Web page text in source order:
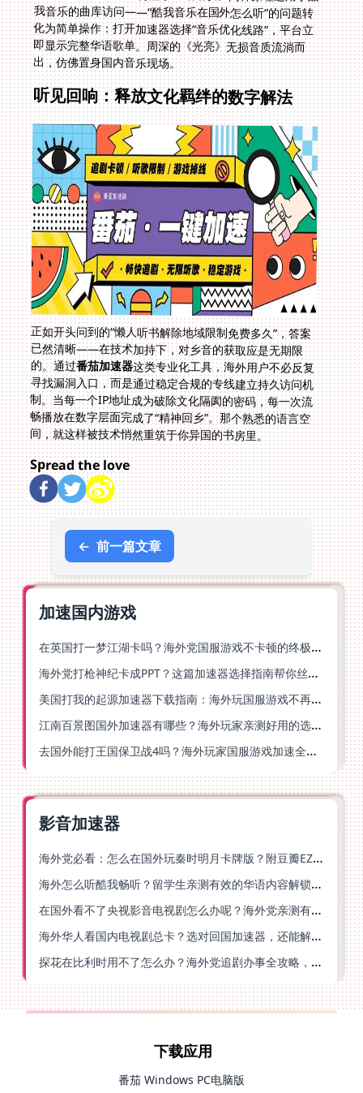
出，仿佛置身国内音乐现场。
听见回响：释放文化羁绊的数字解法
正如开头问到的“懒人听书解除地域限制免费多久”，答案
已然清晰——在技术加持下，对乡音的获取应是无期限
的。通过番茄加速器这类专业化工具，海外用户不必反复
寻找漏洞入口，而是通过稳定合规的专线建立持久访问机
制。当每一个IP地址成为破除文化隔阂的密码，每一次流
畅播放在数字层面完成了“精神回乡”。那个熟悉的语言空
间，就这样被技术悄然重筑于你异国的书房里。
Spread the love
← 前一篇文章
加速国内游戏
在英国打一梦江湖卡吗？海外党国服游戏不卡顿的终极解法
海外党打枪神纪卡成PPT？这篇加速器选择指南帮你丝滑上分
美国打我的起源加速器下载指南：海外玩国服游戏不再卡的终极方案
江南百景图国外加速器有哪些？海外玩家亲测好用的选择与避坑指南
去国外能打王国保卫战4吗？海外玩家国服游戏加速全攻略（附公主连结幻想江湖实测）
影音加速器
海外党必看：怎么在国外玩秦时明月卡牌版？附豆瓣EZCast地区限制破解法
海外怎么听酷我畅听？留学生亲测有效的华语内容解锁指南
在国外看不了央视影音电视剧怎么办呢？海外党亲测有效的回国加速方案
海外华人看国内电视剧总卡？选对回国加速器，还能解决菲律宾打不开反诈中心的问题
探花在比利时用不了怎么办？海外党追剧办事全攻略，选对加速器就够了
下载应用
番茄 Windows PC电脑版